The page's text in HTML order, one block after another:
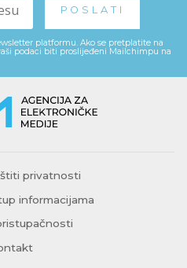
platformu. Ako se pretplatite na
podaci biti proslijeđeni Mailchimpu na
privatnosti
informacijama